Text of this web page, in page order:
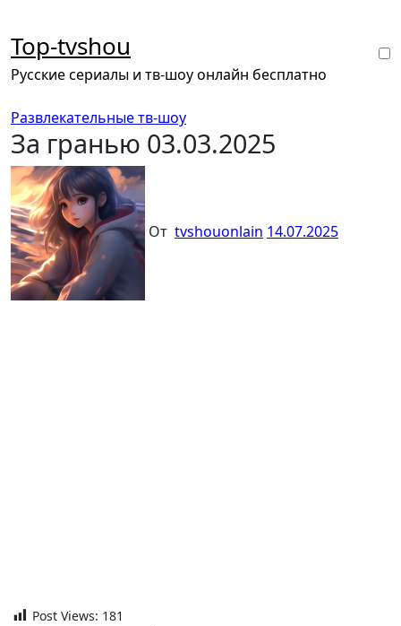
содержанию
Top-tvshou
Русские сериалы и тв-шоу онлайн бесплатно
Развлекательные тв-шоу
За гранью 03.03.2025
От tvshouonlain 14.07.2025
Post Views: 181